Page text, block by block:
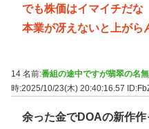
でも株価はイマイチだな
本業が冴えないと上がら
14 名前:番組の途中ですが翡翠の名
時:2025/10/23(木) 20:40:16.57
余った金でDOAの新作作